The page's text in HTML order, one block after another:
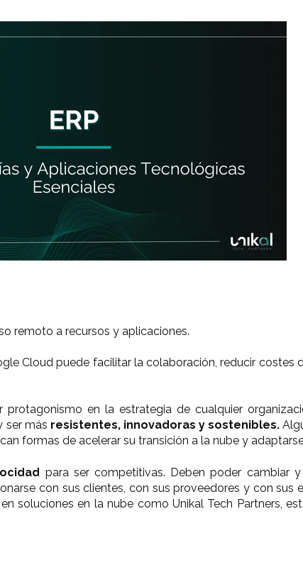
remoto a recursos y aplicaciones.
Cloud puede facilitar la colaboración, reducir costes
protagonismo en la estrategia de cualquier
ser más resistentes, innovadoras y sostenibles.
formas de acelerar su transición a la nube y
para ser competitivas. Deben poder cambiar
con sus clientes, con sus proveedores y con sus
soluciones en la nube como Unikal Tech Partners,